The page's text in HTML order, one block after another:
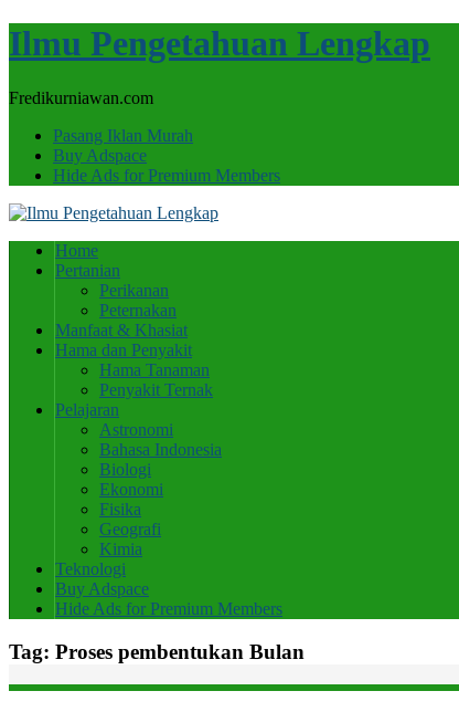
Ilmu Pengetahuan Lengkap
Fredikurniawan.com
Pasang Iklan Murah
Buy Adspace
Hide Ads for Premium Members
Home
Pertanian
Perikanan
Peternakan
Manfaat & Khasiat
Hama dan Penyakit
Hama Tanaman
Penyakit Ternak
Pelajaran
Astronomi
Bahasa Indonesia
Biologi
Ekonomi
Fisika
Geografi
Kimia
Teknologi
Buy Adspace
Hide Ads for Premium Members
Tag: Proses pembentukan Bulan